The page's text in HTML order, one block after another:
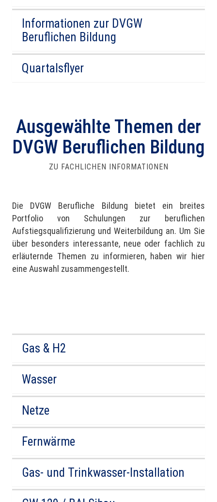
Informationen zur DVGW
Beruflichen Bildung
Quartalsflyer
Ausgewählte Themen der
DVGW Beruflichen Bildung
ZU FACHLICHEN INFORMATIONEN
Die DVGW Berufliche Bildung bietet ein breites
Portfolio von Schulungen zur beruflichen
Aufstiegsqualifizierung und Weiterbildung an. Um Sie
über besonders interessante, neue oder fachlich zu
erläuternde Themen zu informieren, haben wir hier
eine Auswahl zusammengestellt.
Gas & H2
Wasser
Netze
Fernwärme
Gas- und Trinkwasser-Installation